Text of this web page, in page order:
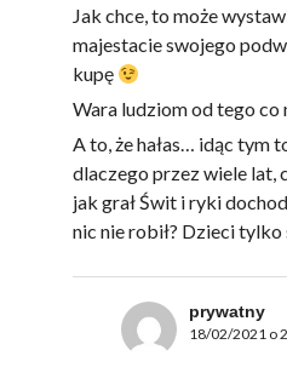
Jak chce, to może
majestacie swojego
kupę
Wara ludziom od tego co
A to, że hałas… idąc tym
dlaczego przez wiele lat,
jak grał Świt i ryki
nic nie robił? Dzieci tylko
prywatny
18/02/2021 o